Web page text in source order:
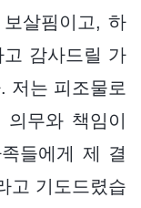
살핌이고, 하
감사드릴 가
저는 피조물로
무와 책임이
들에게 제 결
고 기도드렸습